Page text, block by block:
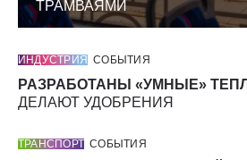
ТРАМВАЯМИ
ИНДУСТРИЯ СОБЫТИЯ
РАЗРАБОТАНЫ «УМНЫЕ»
ДЕЛАЮТ УДОБРЕНИЯ
ТРАНСПОРТ СОБЫТИЯ